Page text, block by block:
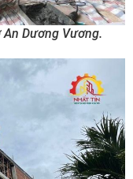
Dương Vương.